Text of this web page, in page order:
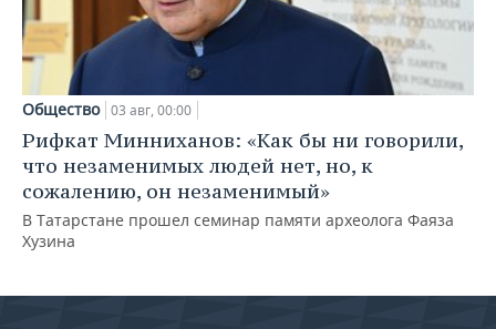
Общество 03 авг, 00:00
Рифкат Минниханов: «Как бы ни говорили,
что незаменимых людей нет, но, к
сожалению, он незаменимый»
В Татарстане прошел семинар памяти археолога Фаяза
Хузина